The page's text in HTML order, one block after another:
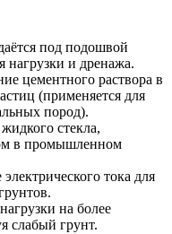
под подошвой
нагрузки и дренажа.
цементного раствора в
(применяется для
пород).
стекла,
в промышленном
тока для
на более
слабый грунт.